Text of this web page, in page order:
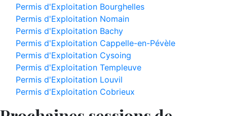
Permis d'Exploitation Bourghelles
Permis d'Exploitation Nomain
Permis d'Exploitation Bachy
Permis d'Exploitation Cappelle-en-Pévèle
Permis d'Exploitation Cysoing
Permis d'Exploitation Templeuve
Permis d'Exploitation Louvil
Permis d'Exploitation Cobrieux